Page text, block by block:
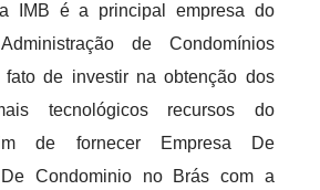
IMB é a principal empresa do
de Condomínios
fato de investir na obtenção dos
tecnológicos recursos do
de fornecer Empresa De
De Condominio no Brás com a